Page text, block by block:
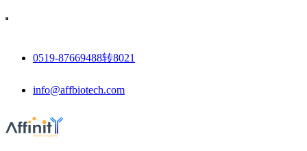
0519-87669488转8021
info@affbiotech.com